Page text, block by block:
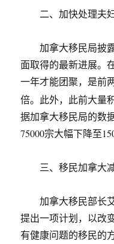
二、加快处理夫
加拿大移民局披露
面取得的最新进展。
一年才能团聚，是前
倍。此外，此前大量
据加拿大移民局的数
75000宗大幅下降至
三、移民加拿大减
加拿大移民部长艾
提出一项计划，以改
有健康问题的移民的